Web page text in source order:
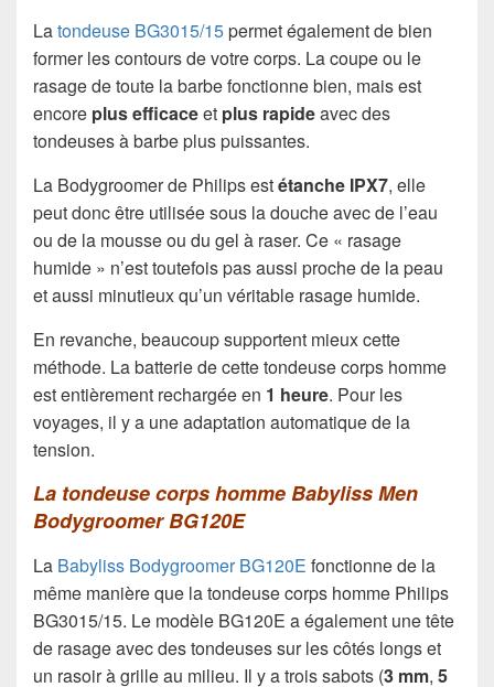
Latondeuse BG3015/15permet également de bien
former les contours de votre corps. La coupe ou le
rasage de toute la barbe fonctionne bien, mais est
encore plus efficaceet plus rapideavec des
tondeuses à barbe plus puissantes.
La Bodygroomer de Philips estétanche IPX7, elle
peut donc être utilisée sous la douche avec de l’eau
ou de la mousse ou du gel à raser. Ce « rasage
humide » n’est toutefois pas aussi proche de la peau
et aussi minutieux qu’un véritable rasage humide.
En revanche, beaucoup supportent mieux cette
méthode. La batterie de cette tondeuse corps homme
est entièrement rechargée en 1 heure. Pour les
voyages, il y a une adaptation automatique de la
tension.
La tondeuse corps homme Babyliss Men
Bodygroomer BG120E
La Babyliss Bodygroomer BG120E fonctionne de la
même manière que la tondeuse corps homme Philips
BG3015/15. Le modèle BG120E a également une tête
de rasage avec des tondeuses sur les côtés longs et
un rasoir à grille au milieu. Il y a trois sabots (3 mm, 5